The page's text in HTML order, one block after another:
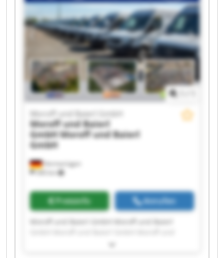
Moroff und Baierl GmbH Moroff und Baierl
GmbH Moroff und Baierl GmbH Moroff und
Baierl GmbH Moroff und Baierl GmbH Moroff
und Baierl GmbH
Hermaringen
340 km
Moroff und Baierl GmbH
Moroff und Baierl
GmbHMoroff und Baierl
GmbH
Preisinfo Anrufen
Moroff und Baierl GmbH Moroff und Baierl
Baierl GmbH Moroff und Baierl GmbH Moroff